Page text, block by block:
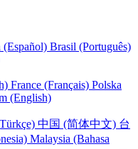
(Español) Brasil (Português)
France (Français) Polska
(English)
中国 (简体中文) 台
Malaysia (Bahasa